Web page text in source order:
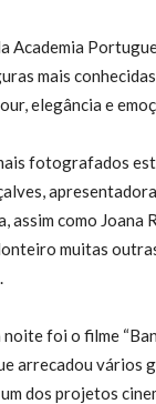
Academia
mais
elegância e
fotografados
assim como Joana
muitas
foi o filme
arrecadou vários
dos projetos